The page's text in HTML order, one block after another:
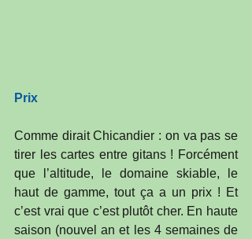
Prix
Comme dirait Chicandier : on va pas se
tirer les cartes entre gitans ! Forcément
que l’altitude, le domaine skiable, le
haut de gamme, tout ça a un prix ! Et
c’est vrai que c’est plutôt cher. En haute
saison (nouvel an et les 4 semaines de